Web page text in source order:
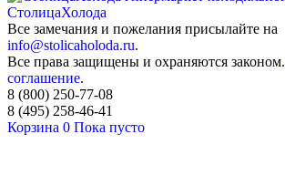
СтолицаХолода
Все замечания и пожелания присылайте на
info@stolicaholoda.ru.
Все права защищены и охраняются законом.
соглашение.
8 (800) 250-77-08
8 (495) 258-46-41
Корзина 0 Пока пусто